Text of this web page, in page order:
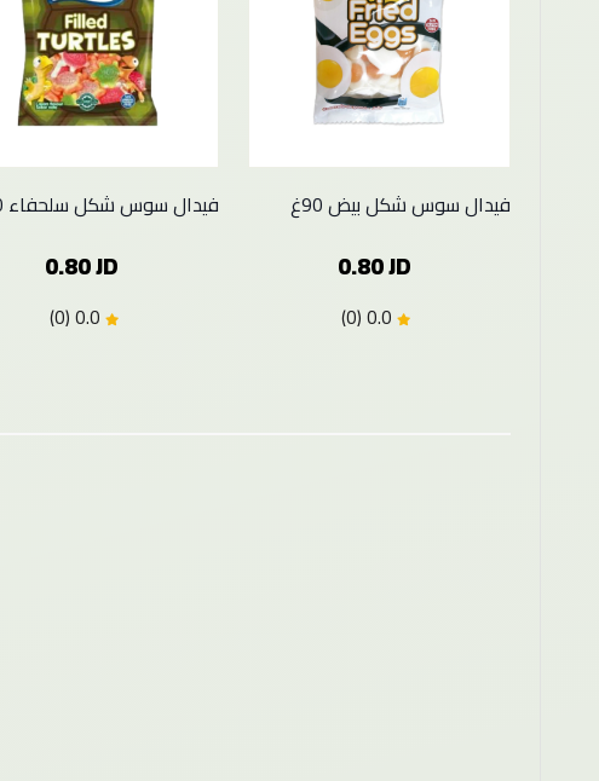
فيدال سوس شكل بيض 90غ
0.80 JD
فيدال سوس شكل سلحفاء 90غ
0.80 JD